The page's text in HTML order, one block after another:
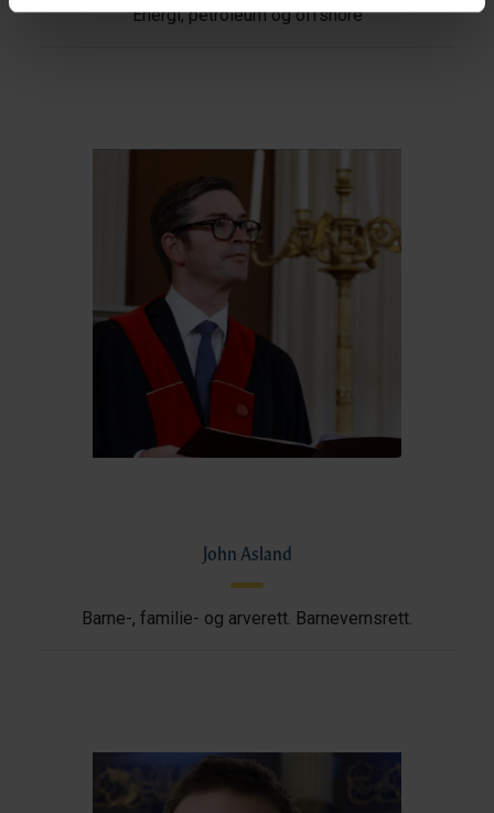
Energi, petroleum og offshore
John Asland
Barne-, familie- og arverett. Barnevernsrett.